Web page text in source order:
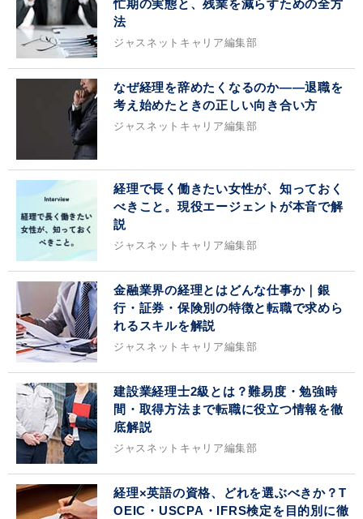
忙期の実態と、残業を減らすための全方
法
ジャスネットキャリア編集部
なぜ経理を辞めたくなるのか——退職を
考え始めたときの正しい向き合い方
ジャスネットキャリア編集部
経理で長く働きたい女性が、知っておく
べきこと。現役エージェントが本音で解
説
ジャスネットキャリア編集部
金融業界の経理とはどんな仕事か｜銀
行・証券・保険別の特徴と転職で求めら
れるスキルを解説
ジャスネットキャリア編集部
建設業経理士2級とは？難易度・勉強時
間・取得方法まで転職に役立つ情報を徹
底解説
ジャスネットキャリア編集部
経理×英語の資格、どれを選ぶべきか？T
OEIC・USCPA・IFRS検定を目的別に徹